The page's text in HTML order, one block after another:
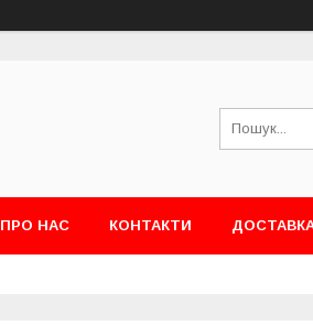
ПРО НАС КОНТАКТИ